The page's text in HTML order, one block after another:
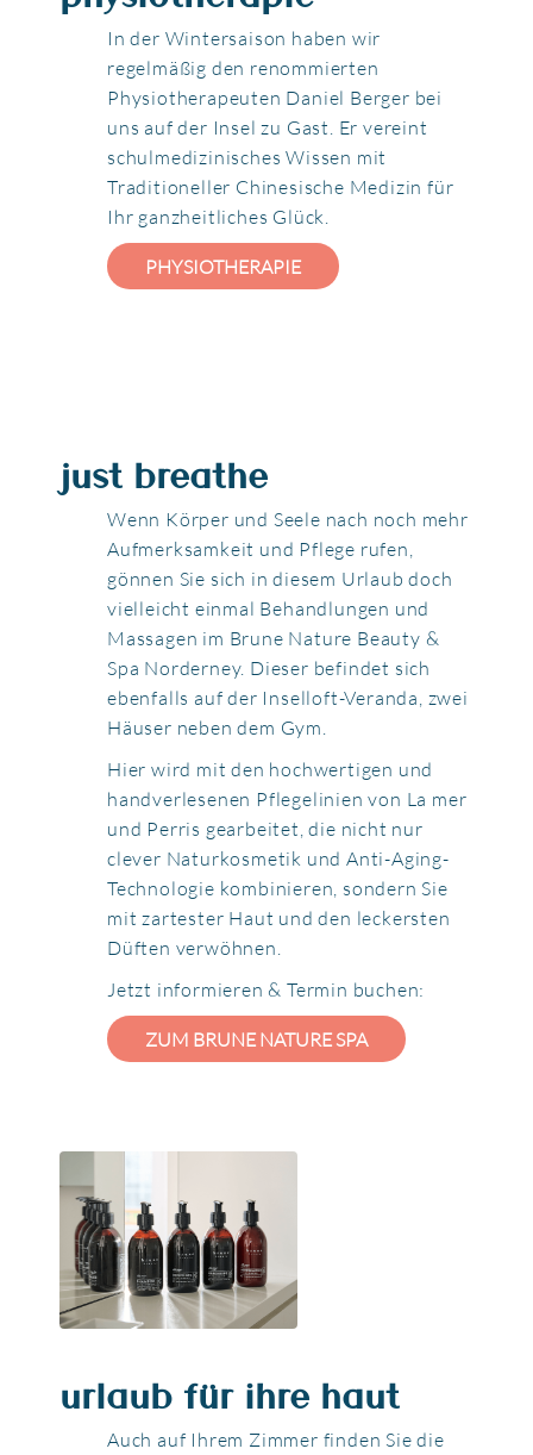
In der Wintersaison haben wir
regelmäßig den renommierten
Physiotherapeuten Daniel Berger bei
uns auf der Insel zu Gast. Er vereint
schulmedizinisches Wissen mit
Traditioneller Chinesische Medizin für
Ihr ganzheitliches Glück.
PHYSIOTHERAPIE
just breathe
Wenn Körper und Seele nach noch mehr
Aufmerksamkeit und Pflege rufen,
gönnen Sie sich in diesem Urlaub doch
vielleicht einmal Behandlungen und
Massagen im Brune Nature Beauty &
Spa Norderney. Dieser befindet sich
ebenfalls auf der Inselloft-Veranda, zwei
Häuser neben dem Gym.
Hier wird mit den hochwertigen und
handverlesenen Pflegelinien von La mer
und Perris gearbeitet, die nicht nur
clever Naturkosmetik und Anti-Aging-
Technologie kombinieren, sondern Sie
mit zartester Haut und den leckersten
Düften verwöhnen.
Jetzt informieren & Termin buchen:
ZUM BRUNE NATURE SPA
urlaub für ihre haut
Auch auf Ihrem Zimmer finden Sie die